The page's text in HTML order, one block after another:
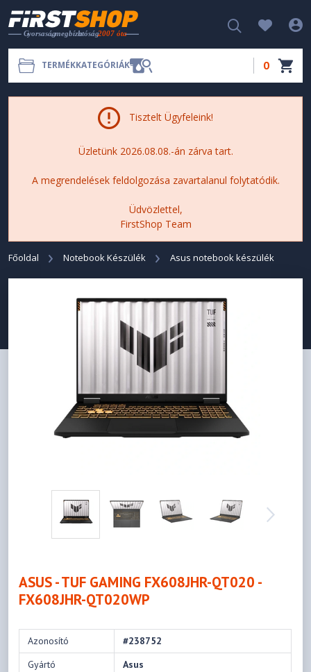
TERMÉKKATEGÓRIÁK 0
Tisztelt Ügyfeleink!
Üzletünk 2026.08.08.-án zárva tart.
A megrendelések feldolgozása zavartalanul folytatódik.
Üdvözlettel,
FirstShop Team
Főoldal Notebook Készülék Asus notebook készülék
ASUS - TUF GAMING FX608JHR-QT020 -
FX608JHR-QT020WP
Azonosító
#238752
Gyártó
Asus